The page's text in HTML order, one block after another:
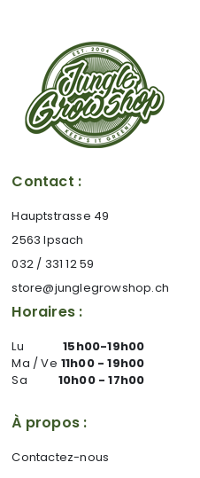
Contact :
Hauptstrasse 49
2563 Ipsach
032 / 331 12 59
store@junglegrowshop.ch
Horaires :
Lu
15h00-19h00
Ma / Ve 11h00 - 19h00
Sa
10h00 - 17h00
À propos :
Contactez-nous